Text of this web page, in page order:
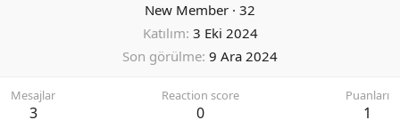
New Member · 32
Katılım 3 Eki 2024
Son görülme 9 Ara 2024
Mesajlar
3
Reaction score
0
Puanları
1